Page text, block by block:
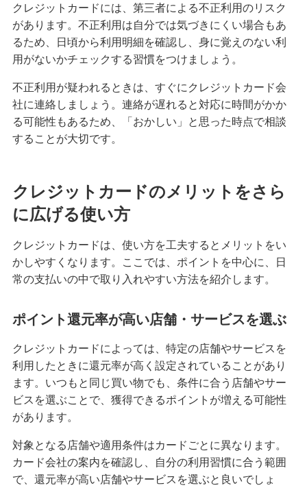
クレジットカードのリボ払いとは？仕組みやメリ
ット、注意点を分かりやすく解説
の手順や注意点も解説
クレジットカードのデメリットとは？安全に利用
するためのポイントを分かりやすく紹介
確認内容、対応方法を解説
やデメリットを解説
みずほマイレージクラブカード（クレジットカ
みずほJCBデビット（デビットカード）
みずほWallet
その他決済・支払いサービス
クレジットカードには、第三者による不正利用のリスク
があります。不正利用は自分では気づきにくい場合もあ
るため、日頃から利用明細を確認し、身に覚えのない利
用がないかチェックする習慣をつけましょう。
不正利用が疑われるときは、すぐにクレジットカード会
社に連絡しましょう。連絡が遅れると対応に時間がかか
る可能性もあるため、「おかしい」と思った時点で相談
することが大切です。
クレジットカードのメリットをさら
に広げる使い方
クレジットカードは、使い方を工夫するとメリットをい
かしやすくなります。ここでは、ポイントを中心に、日
常の支払いの中で取り入れやすい方法を紹介します。
ポイント還元率が高い店舗・サービスを選ぶ
クレジットカードによっては、特定の店舗やサービスを
利用したときに還元率が高く設定されていることがあり
ます。いつもと同じ買い物でも、条件に合う店舗やサー
ビスを選ぶことで、獲得できるポイントが増える可能性
があります。
対象となる店舗や適用条件はカードごとに異なります。
カード会社の案内を確認し、自分の利用習慣に合う範囲
で、還元率が高い店舗やサービスを選ぶと良いでしょ